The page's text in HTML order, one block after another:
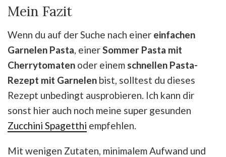
Mein Fazit
Wenn du auf der Suche nach einer einfachen
Garnelen Pasta, einerSommer Pasta mit
Cherrytomaten oder einem schnellen Pasta-
Rezept mit Garnelen bist, solltest du dieses
Rezept unbedingt ausprobieren. Ich kann dir
sonst hier auch noch meine super gesunden
Zucchini Spagetthi empfehlen.
Mit wenigen Zutaten, minimalem Aufwand und